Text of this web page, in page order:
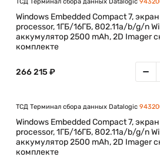
Windows Embedded Compact 7,
processor, 1ГБ/16ГБ, 802.11a/b/g/n
аккумулятор 2500 mAh, 2D Imager
комплекте
266 215 ₽
ТСД Терминал сбора данных Datalogic
Windows Embedded Compact 7,
processor, 1ГБ/16ГБ, 802.11a/b/g/n
аккумулятор 2500 mAh, 2D Imager
комплекте